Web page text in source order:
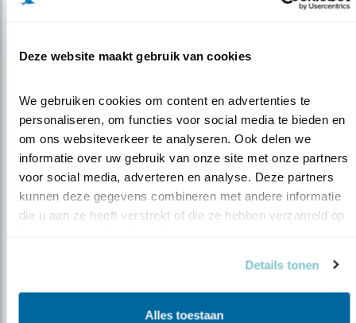
Deze website maakt gebruik van cookies
We gebruiken cookies om content en advertenties te
personaliseren, om functies voor social media te bieden en
om ons websiteverkeer te analyseren. Ook delen we
informatie over uw gebruik van onze site met onze partners
voor social media, adverteren en analyse. Deze partners
kunnen deze gegevens combineren met andere informatie
die u aan ze heeft verstrekt of die ze hebben verzameld op
Details tonen
Alles toestaan
Op de hoogte blijven?
Meld je aan en ontvang nieuws, inspiratie, acties en tips
over vogels en activiteiten van Vogelbescherming.